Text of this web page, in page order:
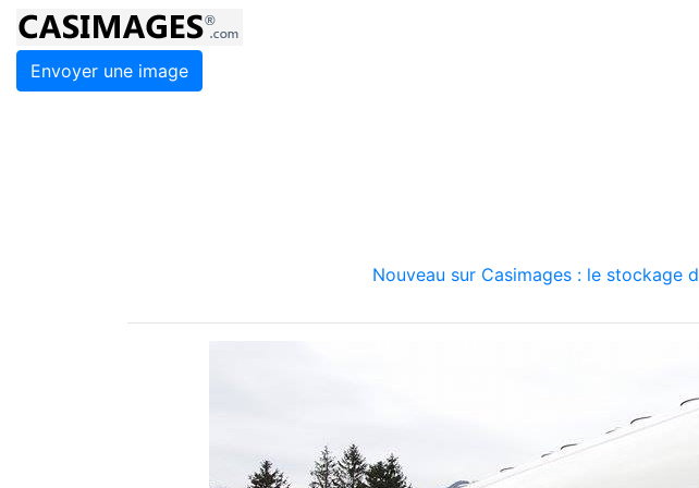
Envoyer une image
Nouveau sur Casimages : le stockage